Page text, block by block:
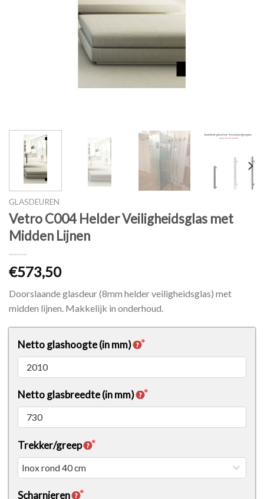
GLASDEUREN
Vetro C004 Helder Veiligheidsglas met
Midden Lijnen
€573,50
Doorslaande glasdeur (8mm helder veiligheidsglas) met
midden lijnen. Makkelijk in onderhoud.
Netto glashoogte (in mm)
Netto glasbreedte (in mm)
Trekker/greep
Scharnieren